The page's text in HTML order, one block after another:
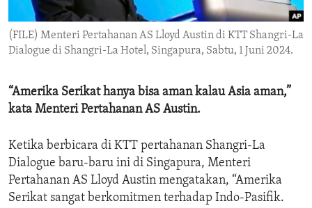
ENVIRONMENT AND HEALTH
IDEALS AND INSTITUTIONS
(FILE) Menteri Pertahanan AS Lloyd Austin di KTT Shangri-La
Dialogue di Shangri-La Hotel, Singapura, Sabtu, 1 Juni 2024.
“Amerika Serikat hanya bisa aman kalau Asia aman,”
kata Menteri Pertahanan AS Austin.
Ketika berbicara di KTT pertahanan Shangri-La
Dialogue baru-baru ini di Singapura, Menteri
Pertahanan AS Lloyd Austin mengatakan, “Amerika
Serikat sangat berkomitmen terhadap Indo-Pasifik.